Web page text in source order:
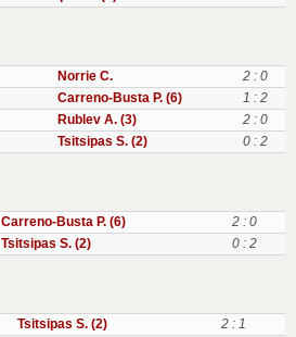
Norrie C.
2 : 0
Carreno-Busta P. (6)
1 : 2
Rublev A. (3)
2 : 0
Tsitsipas S. (2) 0 : 2
Carreno-Busta P. (6)
2 : 0
Tsitsipas S. (2) 0 : 2
Tsitsipas S. (2) 2 : 1